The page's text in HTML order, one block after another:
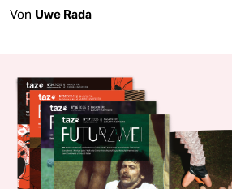
Von Uwe Rada